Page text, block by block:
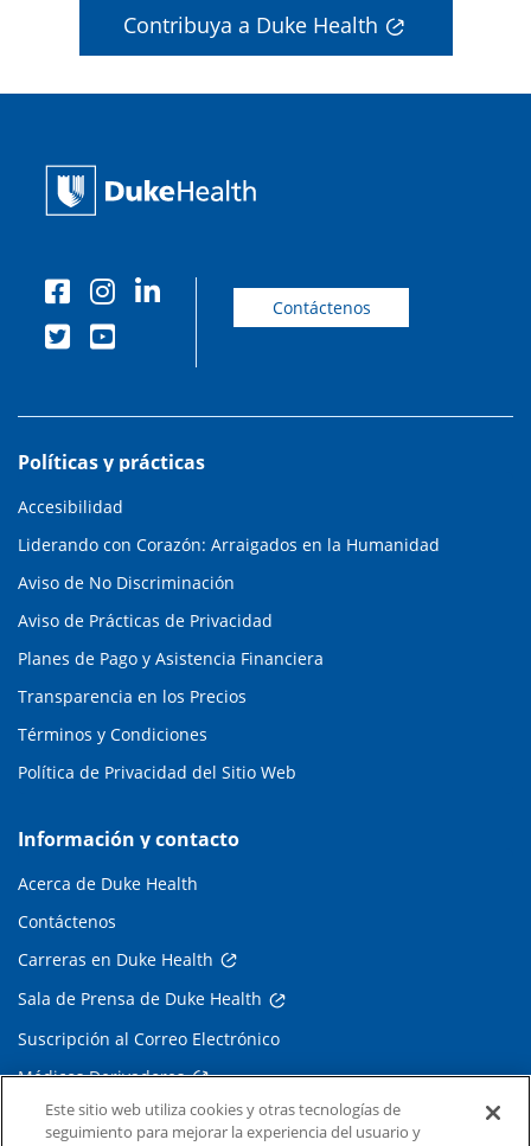
Contribuya a Duke Health
Contáctenos
Políticas y prácticas
Accesibilidad
Liderando con Corazón: Arraigados en la Humanidad
Aviso de No Discriminación
Aviso de Prácticas de Privacidad
Planes de Pago y Asistencia Financiera
Transparencia en los Precios
Términos y Condiciones
Política de Privacidad del Sitio Web
Información y contacto
Acerca de Duke Health
Contáctenos
Carreras en Duke Health
Sala de Prensa de Duke Health
Suscripción al Correo Electrónico
Médicos Derivadores
Este sitio web utiliza cookies y otras tecnologías de
seguimiento para mejorar la experiencia del usuario y